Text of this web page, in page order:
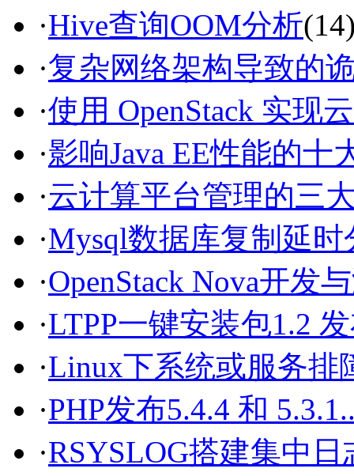
·Hive查询OOM分析
·复杂网络架构导致的
·使用 OpenStack 实现
·影响Java EE性能的十
·云计算平台管理的三
·Mysql数据库复制延时
·OpenStack Nova开发
·LTPP一键安装包1.2
·Linux下系统或服务排
·PHP发布5.4.4 和
·RSYSLOG搭建集中